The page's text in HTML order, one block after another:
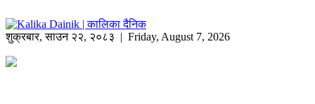
शुक्रबार,साउन २२, २०८३ | Friday, August 7, 2026